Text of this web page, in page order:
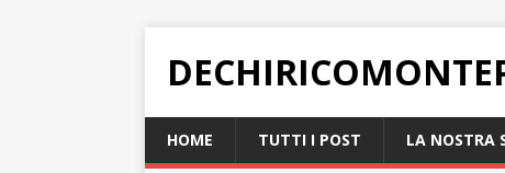
HOME TUTTI I POST LA NOSTRA